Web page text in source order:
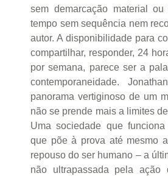
sem demarcação material
tempo sem sequência nem
autor. A disponibilidade para
compartilhar, responder, 24
por semana, parece ser a
contemporaneidade.
panorama vertiginoso de um
não se prende mais a limites
Uma sociedade que
que põe à prova até mesmo
repouso do ser humano – a
não ultrapassada pela ação